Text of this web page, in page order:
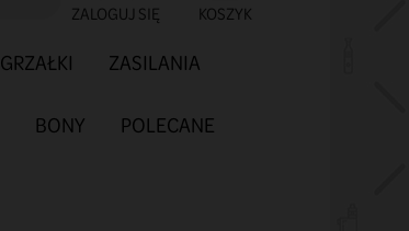
ZALOGUJ SIĘ KOSZYK
GRZAŁKI ZASILANIA
BONY POLECANE